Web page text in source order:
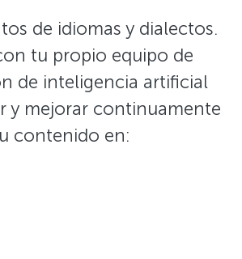
de idiomas y dialectos.
tu propio equipo de
de inteligencia artificial
y mejorar continuamente
contenido en: